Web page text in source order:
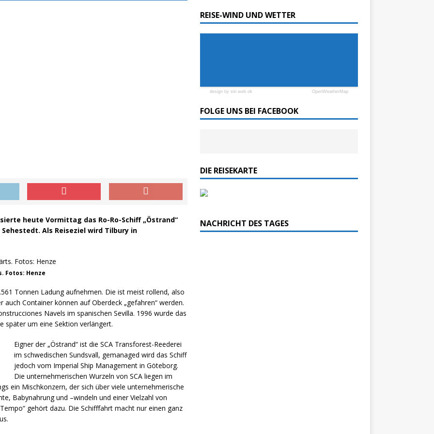
heute Vormittag das Ro-Ro-Schiff „Östrand“
Als Reiseziel wird Tilbury in
Fotos: Henze
Tonnen Ladung aufnehmen. Die ist meist rollend, also
Container können auf Oberdeck „gefahren“ werden.
Navels im spanischen Sevilla. 1996 wurde das
später um eine Sektion verlängert.
Eigner der „Östrand“ ist die SCA Transforest-Reederei
im schwedischen Sundsvall, gemanaged wird das Schiff
jedoch vom Imperial Ship Management in Göteborg.
Die unternehmerischen Wurzeln von SCA liegen im
ein Mischkonzern, der sich über viele unternehmerische
Babynahrung und –windeln und einer Vielzahl von
gehört dazu. Die Schifffahrt macht nur einen ganz
REISE-WIND UND WETTER
design by siti web ok OpenWeatherMap
FOLGE UNS BEI FACEBOOK
DIE REISEKARTE
NACHRICHT DES TAGES